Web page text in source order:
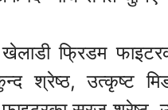
खेलाडी फ्रिडम
श्रेष्ठ,उत्कृष्ट